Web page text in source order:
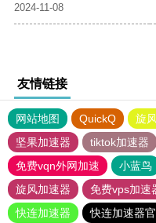
2024-11-08
友情链接
网站地图 QuickQ 旋
坚果加速器
tiktok加速器
免费vqn外网加速
小蓝鸟
旋风加速器
免费vps加速
快连加速器
快连加速器